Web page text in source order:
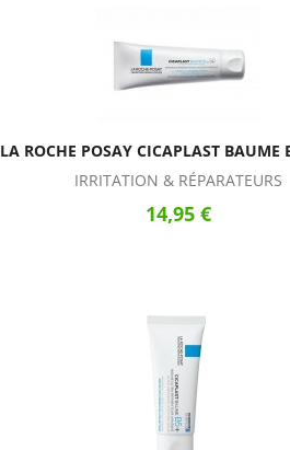
LA ROCHE POSAY CICAPLAST BAUME
IRRITATION & RÉPARATEURS
14,95 €